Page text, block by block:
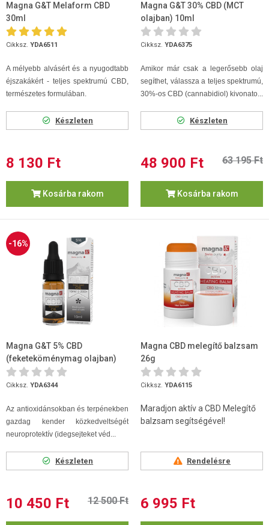
Magna G&T Melaform CBD
30ml
Cikksz. YDA6511
A mélyebb alvásért és a nyugodtabb
éjszakákért - teljes spektrumú CBD,
természetes formulában.
Készleten
8 130 Ft
Kosárba rakom
Magna G&T 30% CBD (MCT
olajban) 10ml
Cikksz. YDA6375
Amikor már csak a legerősebb olaj
segíthet, válassza a teljes spektrumú,
30%-os CBD (cannabidiol) kivonato...
Készleten
48 900 Ft 63 195 Ft
Kosárba rakom
-16%
Magna G&T 5% CBD
(feketeköménymag olajban)
10ml
Cikksz. YDA6344
Az antioxidánsokban és terpénekben
gazdag kender közkedveltségét
neuroprotektív (idegsejteket véd...
Készleten
10 450 Ft 12 500 Ft
Magna CBD melegítő balzsam
26g
Cikksz. YDA6115
Maradjon aktív a CBD Melegítő
balzsam segítségével!
Rendelésre
6 995 Ft